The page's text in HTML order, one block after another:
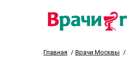
Главная Врачи Москвы